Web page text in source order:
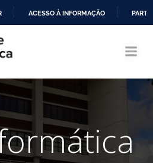
CONTEÚDO
ACESSO À INFORMAÇÃO